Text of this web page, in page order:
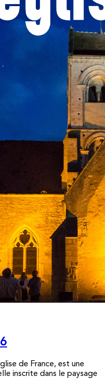
de France, est une
inscrite dans le paysage